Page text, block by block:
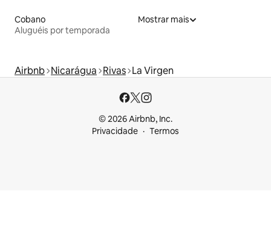
Cobano
Aluguéis por temporada
Mostrar mais
Airbnb Nicarágua Rivas La Virgen
© 2026 Airbnb, Inc.
Privacidade
Termos